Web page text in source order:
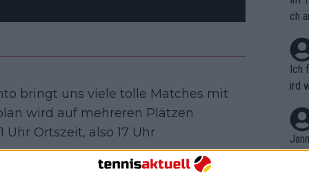
bringt uns viele tolle Matches mit
wird auf mehreren Plätzen
Ortszeit, also 17 Uhr
ch
Ich
ird
r in
em